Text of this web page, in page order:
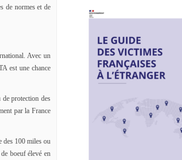
de normes et de
Avec un
est une chance
de protection des
par la France
des 100 miles ou
boeuf élevé en